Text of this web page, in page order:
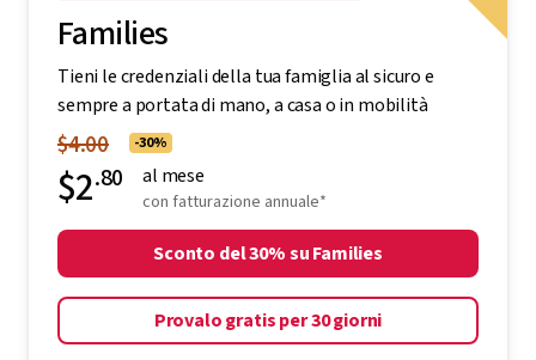
Families
Tieni le credenziali della tua famiglia al sicuro e
sempre a portata di mano, a casa o in mobilità
$4.00 -30%
$2.80 al mese
con fatturazione annuale*
Sconto del 30% su Families
Provalo gratis per 30 giorni